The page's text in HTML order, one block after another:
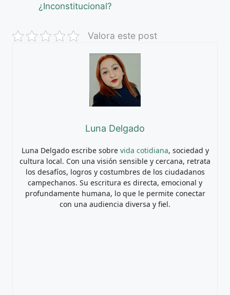
¿Inconstitucional?
Valora este post
Luna Delgado
Luna Delgado escribe sobre vida cotidiana, sociedad y
cultura local. Con una visión sensible y cercana, retrata
los desafíos, logros y costumbres de los ciudadanos
campechanos. Su escritura es directa, emocional y
profundamente humana, lo que le permite conectar
con una audiencia diversa y fiel.